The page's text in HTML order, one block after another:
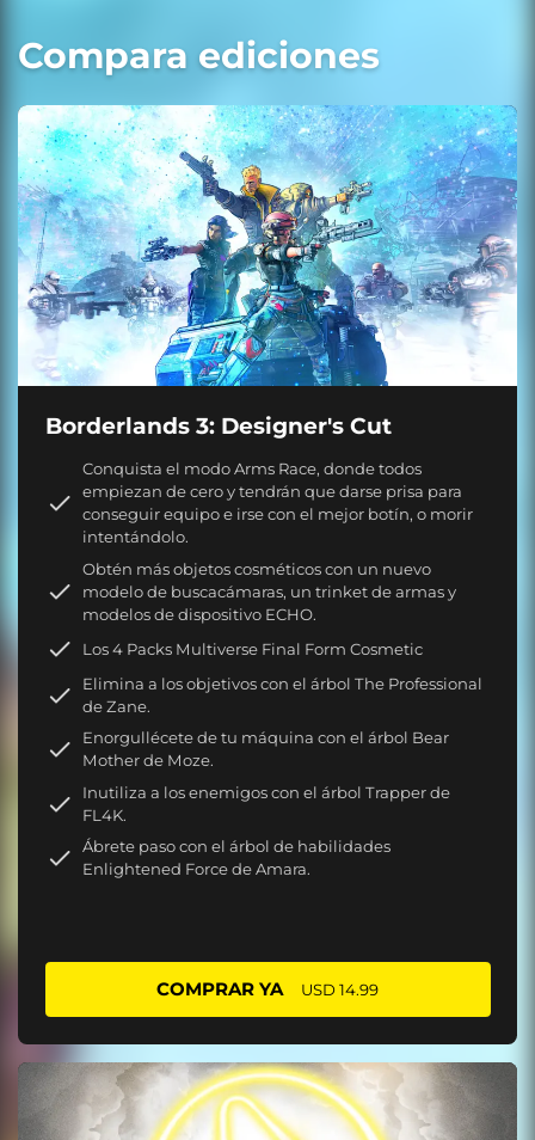
Compara ediciones
Borderlands 3: Designer's Cut
Conquista el modo Arms Race, donde todos
empiezan de cero y tendrán que darse prisa para
conseguir equipo e irse con el mejor botín, o morir
intentándolo.
Obtén más objetos cosméticos con un nuevo
modelo de buscacámaras, un trinket de armas y
modelos de dispositivo ECHO.
Los 4 Packs Multiverse Final Form Cosmetic
Elimina a los objetivos con el árbol The Professional
de Zane.
Enorgullécete de tu máquina con el árbol Bear
Mother de Moze.
Inutiliza a los enemigos con el árbol Trapper de
FL4K.
Ábrete paso con el árbol de habilidades
Enlightened Force de Amara.
COMPRAR YA USD 14.99